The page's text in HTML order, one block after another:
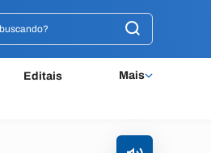
Editais Mais